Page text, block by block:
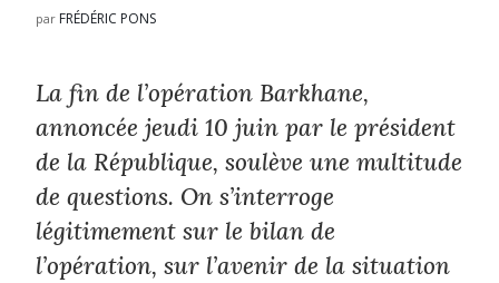
par FRÉDÉRIC PONS
La fin de l’opération Barkhane,
annoncée jeudi 10 juin par le président
de la République, soulève une multitude
de questions. On s’interroge
légitimement sur le bilan de
l’opération, sur l’avenir de la situation